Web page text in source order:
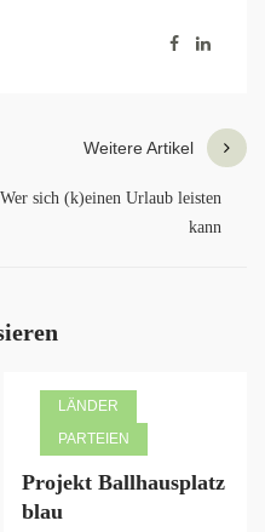
Weitere Artikel
Wer sich (k)einen Urlaub leisten
kann
LÄNDER
PARTEIEN
Projekt Ballhausplatz
blau